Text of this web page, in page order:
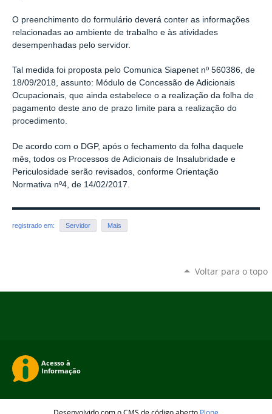
O preenchimento do formulário deverá conter as informações
relacionadas ao ambiente de trabalho e às atividades
desempenhadas pelo servidor.
Tal medida foi proposta pelo Comunica Siapenet nº 560386, de
18/09/2018, assunto: Módulo de Concessão de Adicionais
Ocupacionais, que ainda estabelece o a realização da folha de
pagamento deste ano de prazo limite para a realização do
procedimento.
De acordo com o DGP, após o fechamento da folha daquele
mês, todos os Processos de Adicionais de Insalubridade e
Periculosidade serão revisados, conforme Orientação
Normativa nº4, de 14/02/2017.
registrado em: Servidor Mais
Voltar para o topo